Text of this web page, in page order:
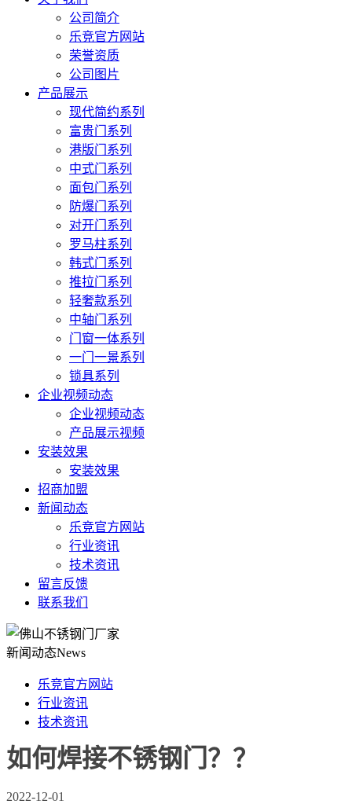
公司简介
乐竞官方网站
荣誉资质
公司图片
产品展示
现代简约系列
富贵门系列
港版门系列
中式门系列
面包门系列
防爆门系列
对开门系列
罗马柱系列
韩式门系列
推拉门系列
轻奢款系列
中轴门系列
门窗一体系列
一门一景系列
锁具系列
企业视频动态
企业视频动态
产品展示视频
安装效果
安装效果
招商加盟
新闻动态
乐竞官方网站
行业资讯
技术资讯
留言反馈
联系我们
新闻动态News
乐竞官方网站
行业资讯
技术资讯
如何焊接不锈钢门？？
2022-12-01